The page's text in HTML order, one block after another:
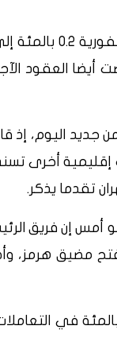
وانخفضت أيضا
جديد اليوم، إذ
إقليمية أخرى
تقدما يذكر.
أمس إن فريق
فتح مضيق هرمز،
في